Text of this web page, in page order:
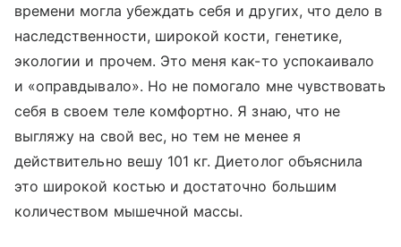
времени могла убеждать себя и других, что дело в
наследственности, широкой кости, генетике,
экологии и прочем. Это меня как-то успокаивало
и «оправдывало». Но не помогало мне чувствовать
себя в своем теле комфортно. Я знаю, что не
выгляжу на свой вес, но тем не менее я
действительно вешу 101 кг. Диетолог объяснила
это широкой костью и достаточно большим
количеством мышечной массы.